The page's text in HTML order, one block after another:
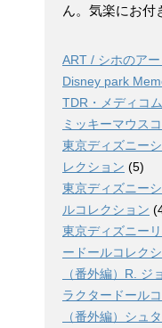
ん。気楽にお付
ART / シホのア
Disney park
TDR・メディコ
ミッキーマウス
東京ディズニー
レクション (5)
東京ディズニー
ルコレクション
東京ディズニー
ードールコレク
（番外編）R.
ラクタードール
（番外編）シュ